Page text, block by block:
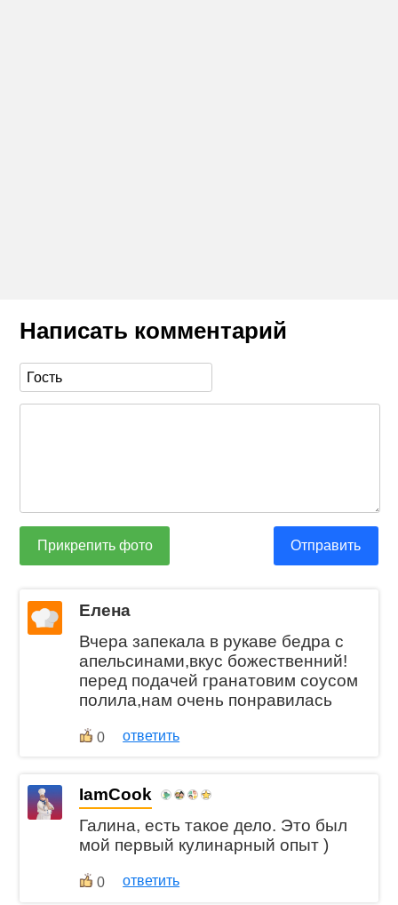
Написать комментарий
Прикрепить фото Отправить
Елена
Вчера запекала в рукаве бедра с
апельсинами,вкус божественний!
перед подачей гранатовим соусом
полила,нам очень понравилась
0 ответить
IamCook
Галина, есть такое дело. Это был
мой первый кулинарный опыт )
0 ответить